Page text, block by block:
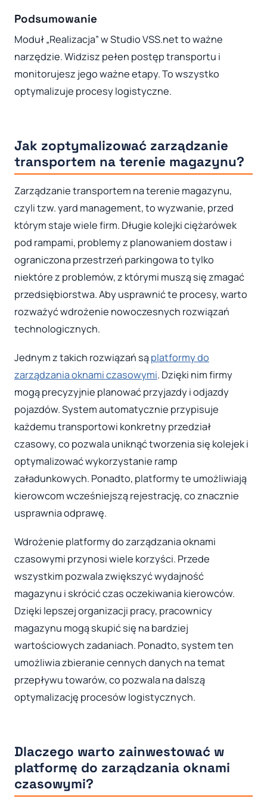
Podsumowanie
Moduł „Realizacja” w Studio VSS.net to ważne
narzędzie. Widzisz pełen postęp transportu i
monitorujesz jego ważne etapy. To wszystko
optymalizuje procesy logistyczne.
Jak zoptymalizować zarządzanie
transportem na terenie magazynu?
Zarządzanie transportem na terenie magazynu,
czyli tzw. yard management, to wyzwanie, przed
którym staje wiele firm. Długie kolejki ciężarówek
pod rampami, problemy z planowaniem dostaw i
ograniczona przestrzeń parkingowa to tylko
niektóre z problemów, z którymi muszą się zmagać
przedsiębiorstwa. Aby usprawnić te procesy, warto
rozważyć wdrożenie nowoczesnych rozwiązań
technologicznych.
Jednym z takich rozwiązań są platformy do
zarządzania oknami czasowymi. Dzięki nim firmy
mogą precyzyjnie planować przyjazdy i odjazdy
pojazdów. System automatycznie przypisuje
każdemu transportowi konkretny przedział
czasowy, co pozwala uniknąć tworzenia się kolejek i
optymalizować wykorzystanie ramp
załadunkowych. Ponadto, platformy te umożliwiają
kierowcom wcześniejszą rejestrację, co znacznie
usprawnia odprawę.
Wdrożenie platformy do zarządzania oknami
czasowymi przynosi wiele korzyści. Przede
wszystkim pozwala zwiększyć wydajność
magazynu i skrócić czas oczekiwania kierowców.
Dzięki lepszej organizacji pracy, pracownicy
magazynu mogą skupić się na bardziej
wartościowych zadaniach. Ponadto, system ten
umożliwia zbieranie cennych danych na temat
przepływu towarów, co pozwala na dalszą
optymalizację procesów logistycznych.
Dlaczego warto zainwestować w
platformę do zarządzania oknami
czasowymi?